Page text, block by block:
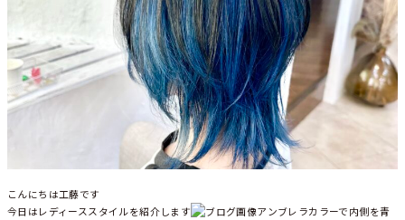
こんにちは工藤です
今日はレディーススタイルを紹介します
アンブレラカラーで内側を青